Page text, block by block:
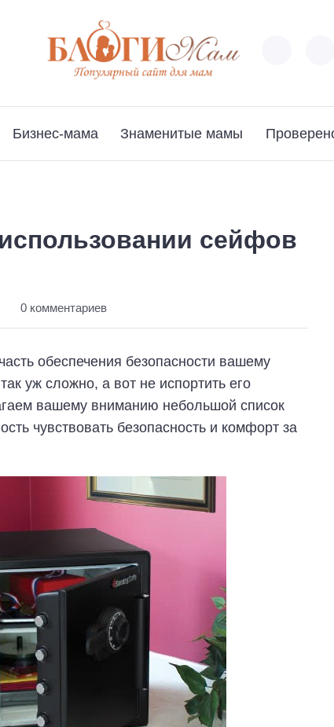
Бизнес-мама Знаменитые мамы
сейфов
0 комментариев
обеспечения безопасности вашему
уж сложно, а вот не испортить его
вашему вниманию небольшой список
чувствовать безопасность и комфорт за